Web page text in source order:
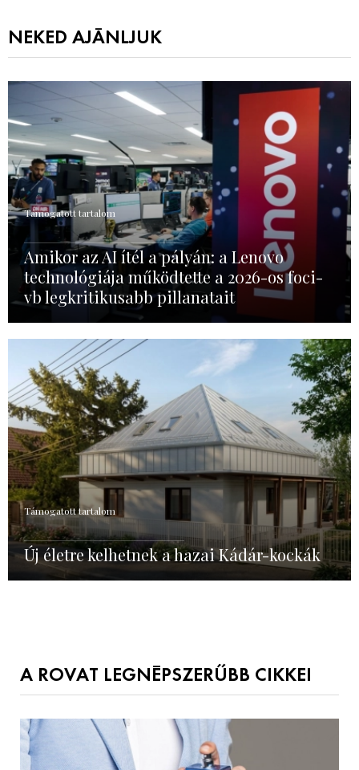
NEKED AJÁNLJUK
Támogatott tartalom
Amikor az AI ítél a pályán: a Lenovo
technológiája működtette a 2026-os foci-
vb legkritikusabb pillanatait
Támogatott tartalom
Új életre kelhetnek a hazai Kádár-kockák
A ROVAT LEGNÉPSZERŰBB CIKKEI